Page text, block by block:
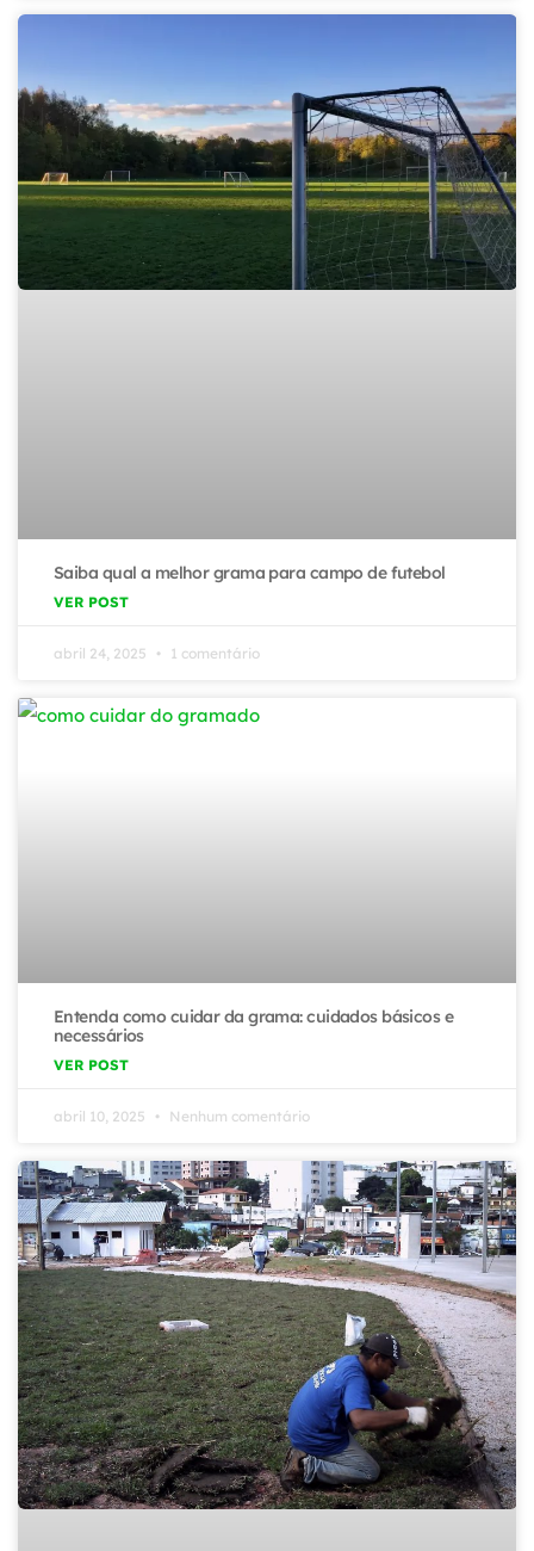
Saiba qual a melhor grama para campo de futebol
VER POST
abril 24, 2025 1 comentário
Entenda como cuidar da grama: cuidados básicos e
necessários
VER POST
abril 10, 2025 Nenhum comentário